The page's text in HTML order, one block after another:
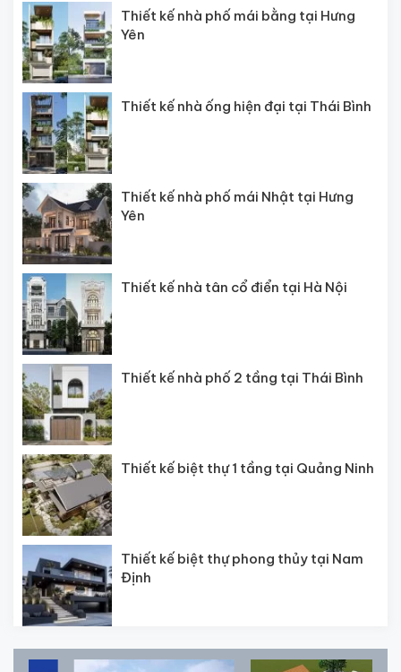
Thiết kế nhà phố mái bằng tại Hưng
Yên
Thiết kế nhà ống hiện đại tại Thái Bình
Thiết kế nhà phố mái Nhật tại Hưng
Yên
Thiết kế nhà tân cổ điển tại Hà Nội
Thiết kế nhà phố 2 tầng tại Thái Bình
Thiết kế biệt thự 1 tầng tại Quảng Ninh
Thiết kế biệt thự phong thủy tại Nam
Định